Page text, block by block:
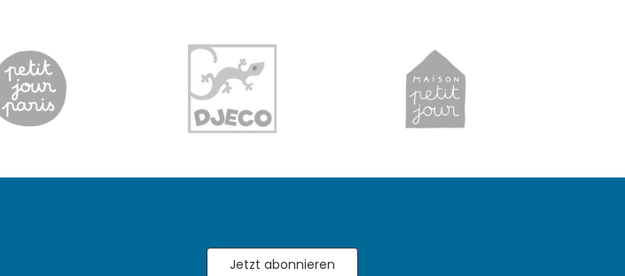
Jetzt abonnieren